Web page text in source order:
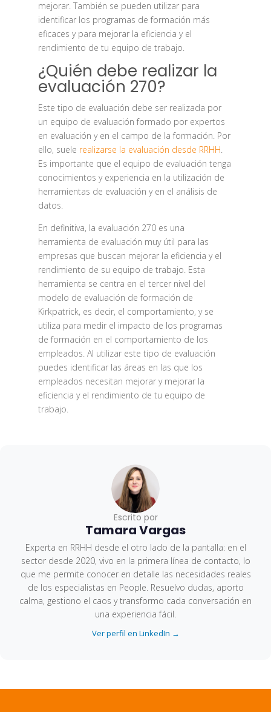
mejorar. También se pueden utilizar para
identificar los programas de formación más
eficaces y para mejorar la eficiencia y el
rendimiento de tu equipo de trabajo.
¿Quién debe realizar la
evaluación 270?
Este tipo de evaluación debe ser realizada por
un equipo de evaluación formado por expertos
en evaluación y en el campo de la formación. Por
ello, suele realizarse la evaluación desde RRHH.
Es importante que el equipo de evaluación tenga
conocimientos y experiencia en la utilización de
herramientas de evaluación y en el análisis de
datos.
En definitiva, la evaluación 270 es una
herramienta de evaluación muy útil para las
empresas que buscan mejorar la eficiencia y el
rendimiento de su equipo de trabajo. Esta
herramienta se centra en el tercer nivel del
modelo de evaluación de formación de
Kirkpatrick, es decir, el comportamiento, y se
utiliza para medir el impacto de los programas
de formación en el comportamiento de los
empleados. Al utilizar este tipo de evaluación
puedes identificar las áreas en las que los
empleados necesitan mejorar y mejorar la
eficiencia y el rendimiento de tu equipo de
trabajo.
Escrito por
Tamara Vargas
Experta en RRHH desde el otro lado de la pantalla: en el
sector desde 2020, vivo en la primera línea de contacto, lo
que me permite conocer en detalle las necesidades reales
de los especialistas en People. Resuelvo dudas, aporto
calma, gestiono el caos y transformo cada conversación en
una experiencia fácil.
Ver perfil en LinkedIn →